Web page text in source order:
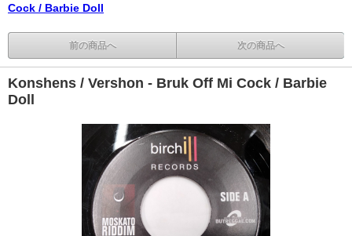
Cock / Barbie Doll
前の商品へ 次の商品へ
Konshens / Vershon - Bruk Off Mi Cock / Barbie
Doll